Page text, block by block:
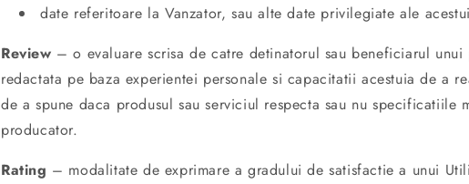
date referitoare la Vanzator, sau alte date privilegiate ale
Review – o evaluare scrisa de catre detinatorul sau beneficiarul unui
redactata pe baza experientei personale si capacitatii acestuia de a
de a spune daca produsul sau serviciul respecta sau nu specificatiile
producator.
Rating – modalitate de exprimare a gradului de satisfactie a unui